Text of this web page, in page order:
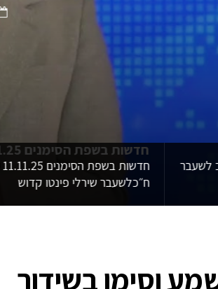
חדשות בשפת הסימנים 25.11.25 עם חכ״ל שעבר שירלי פינטו קדוש
ח״כלשעבר שירלי פינטו קדוש
לשעבר
וסימן בשידור